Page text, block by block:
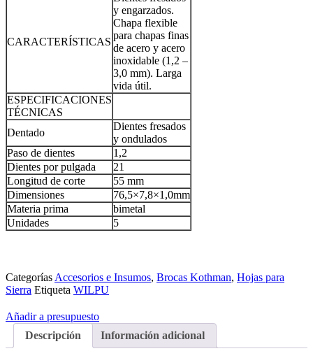
CARACTERÍSTICAS
y engarzados.
Chapa flexible
para chapas finas
de acero y acero
inoxidable (1,2 –
3,0 mm). Larga
vida útil.
ESPECIFICACIONES
TÉCNICAS
Dentado
Dientes fresados ​​
y ondulados
Paso de dientes
1,2
Dientes por pulgada
21
Longitud de corte
55 mm
Dimensiones
76,5×7,8×1,0mm
Materia prima
bimetal
Unidades
5
Categorías Accesorios e Insumos, Brocas Kothman, Hojas para
Sierra Etiqueta WILPU
Añadir a presupuesto
Descripción
Información adicional